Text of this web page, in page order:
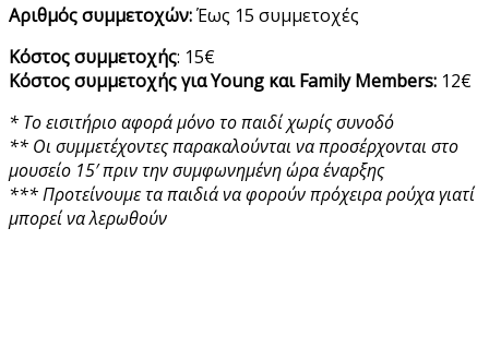
Αριθμός συμμετοχών:Έως 15 συμμετοχές
Κόστος συμμετοχής: 15€
Κόστος συμμετοχής για Young και Family Members: 12€
* Tο εισιτήριο αφορά μόνο το παιδί χωρίς συνοδό
** Οι συμμετέχοντες παρακαλούνται να προσέρχονται στο
μουσείο 15′ πριν την συμφωνημένη ώρα έναρξης
*** Προτείνουμε τα παιδιά να φορούν πρόχειρα ρούχα γιατί
μπορεί να λερωθούν